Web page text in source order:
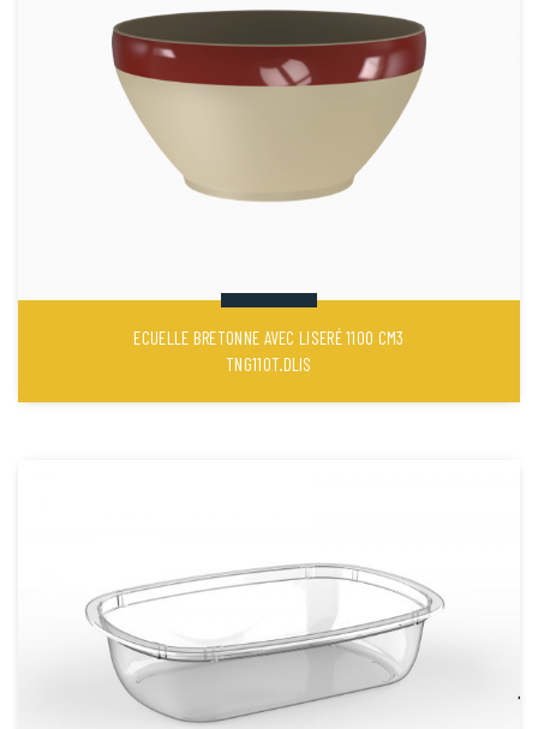
ECUELLE BRETONNE AVEC LISERÉ 1100 CM3
TNG110T.DLIS